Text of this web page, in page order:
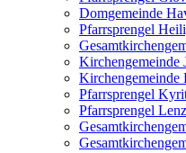
Domgemeinde
Pfarrsprengel
Kirchengemeinde
Kirchengemeinde
Pfarrsprengel
Pfarrsprengel